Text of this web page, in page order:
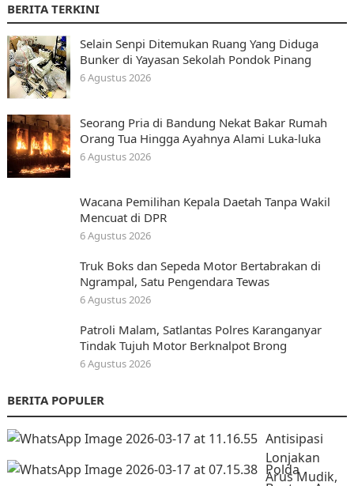
BERITA TERKINI
Selain Senpi Ditemukan Ruang Yang Diduga
Bunker di Yayasan Sekolah Pondok Pinang
6 Agustus 2026
Seorang Pria di Bandung Nekat Bakar Rumah
Orang Tua Hingga Ayahnya Alami Luka-luka
6 Agustus 2026
Wacana Pemilihan Kepala Daetah Tanpa Wakil
Mencuat di DPR
6 Agustus 2026
Truk Boks dan Sepeda Motor Bertabrakan di
Ngrampal, Satu Pengendara Tewas
6 Agustus 2026
Patroli Malam, Satlantas Polres Karanganyar
Tindak Tujuh Motor Berknalpot Brong
6 Agustus 2026
BERITA POPULER
Antisipasi
Lonjakan
Arus Mudik,
Polda